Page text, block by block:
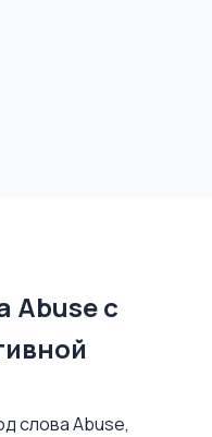
Abuse с
слова Abuse,